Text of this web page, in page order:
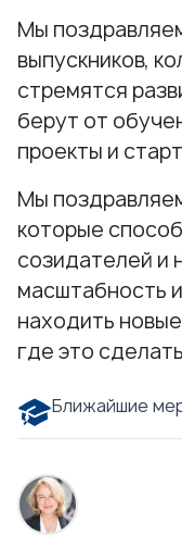
Мы
выпускников,
стремятся
берут от
проекты и
Мы
которые
созидателей и
масштабность
находить
где это
Ближайшие